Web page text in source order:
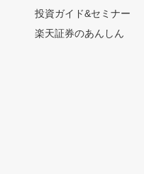
投資ガイド&セミナー
楽天証券のあんしん